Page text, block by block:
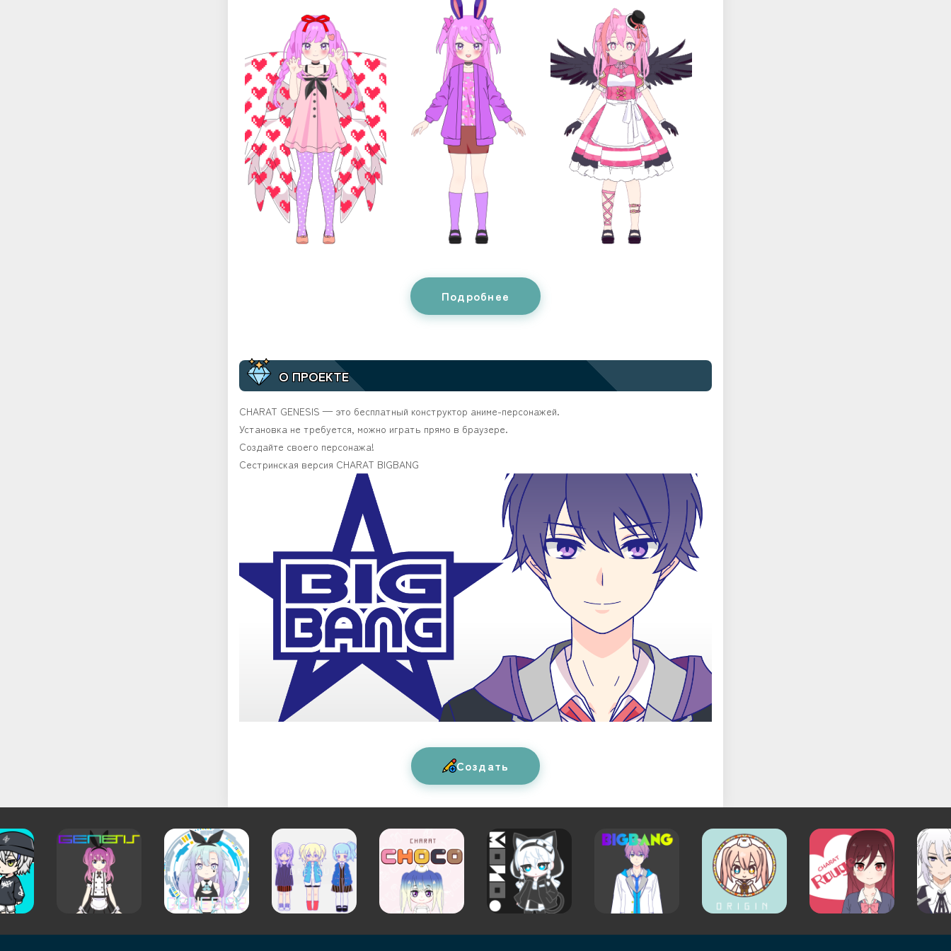
Подробнее
О ПРОЕКТЕ
CHARAT GENESIS — это бесплатный конструктор аниме-персонажей.
Установка не требуется, можно играть прямо в браузере.
Создайте своего персонажа!
Сестринская версия CHARAT BIGBANG
Создать